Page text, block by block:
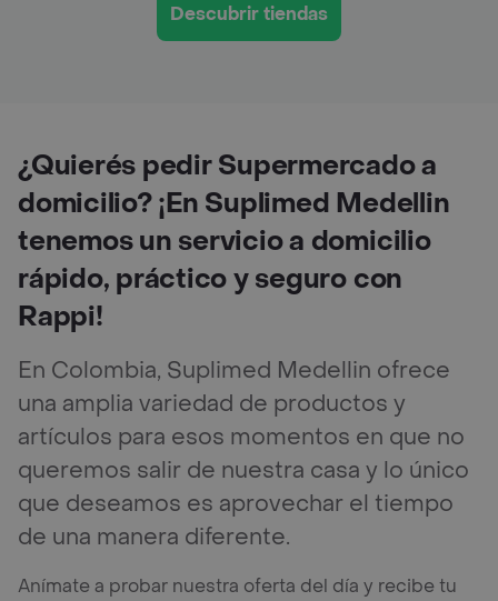
Descubrir tiendas
¿Quierés pedir Supermercado a
domicilio? ¡En Suplimed Medellin
tenemos un servicio a domicilio
rápido, práctico y seguro con
Rappi!
En Colombia, Suplimed Medellin ofrece
una amplia variedad de productos y
artículos para esos momentos en que no
queremos salir de nuestra casa y lo único
que deseamos es aprovechar el tiempo
de una manera diferente.
Anímate a probar nuestra oferta del día y recibe tu